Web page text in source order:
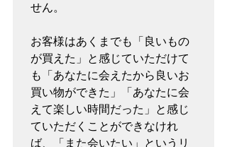
せん。
お客様はあくまでも「良いもの
が買えた」と感じていただけて
も「あなたに会えたから良いお
買い物ができた」「あなたに会
えて楽しい時間だった」と感じ
ていただくことができなけれ
ば、「また会いたい」というリ